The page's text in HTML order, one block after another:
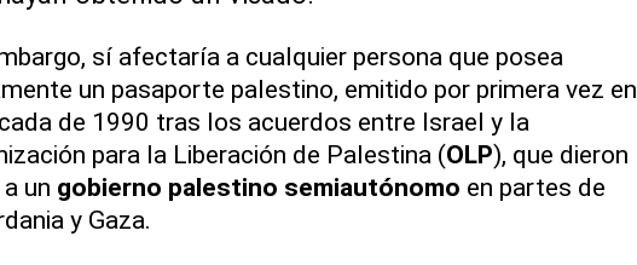
sí afectaría a cualquier persona que posea
un pasaporte palestino, emitido por primera vez en
de 1990 tras los acuerdos entre Israel y la
para la Liberación de Palestina (OLP), que dieron
un gobierno palestino semiautónomo en partes de
y Gaza.